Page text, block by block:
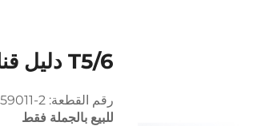
T5/6 دليل قناة الهواء العلوية
رقم القطعة: Y43059011-2
للبيع بالجملة فقط